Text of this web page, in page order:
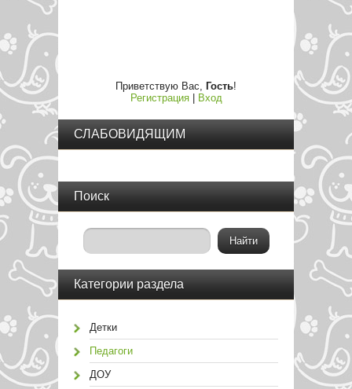
Приветствую Вас, Гость!
Регистрация| Вход
СЛАБОВИДЯЩИМ
Поиск
Категории раздела
Детки
Педагоги
ДОУ